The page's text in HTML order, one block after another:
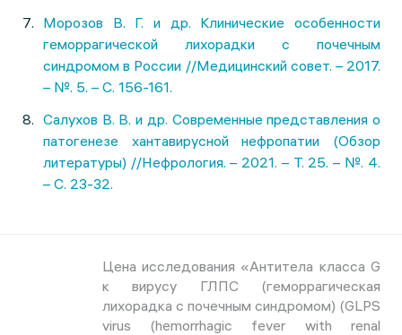
Морозов В. Г. и др. Клинические особенности
геморрагической лихорадки с почечным
синдромом в России //Медицинский совет. – 2017.
– №. 5. – С. 156-161.
Салухов В. В. и др. Современные представления о
патогенезе хантавирусной нефропатии (Обзор
литературы) //Нефрология. – 2021. – Т. 25. – №. 4.
– С. 23-32.
Цена исследования «Антитела класса G
к вирусу ГЛПС (геморрагическая
лихорадка с почечным синдромом) (GLPS
virus (hemorrhagic fever with renal